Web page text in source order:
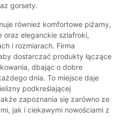
gorsety.
również komfortowe piżamy,
oraz eleganckie szlafroki,
i rozmiarach. Firma
dostarczać produkty łączące
dbając o dobre
dnia. To miejsce daje
podkreślającej
zapoznania się zarówno ze
jak i ciekawymi nowościami z